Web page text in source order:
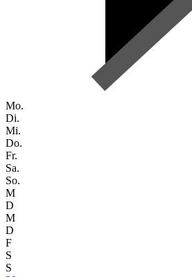
Mo.
Di.
Mi.
Do.
Fr.
Sa.
So.
M
D
M
D
F
S
S